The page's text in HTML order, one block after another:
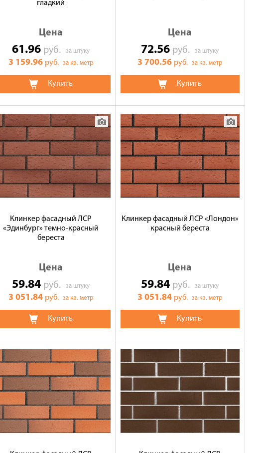
гладкий
Цена
61.96 руб.за штуку
3 159.96 руб.за кв. метр
Купить
Цена
72.56 руб.за штуку
3 700.56 руб.за кв. метр
Купить
Клинкер фасадный ЛСР
«Эдинбург» темно-красный
береста
Цена
59.84 руб.за штуку
3 051.84 руб.за кв. метр
Купить
Клинкер фасадный ЛСР «Лондон»
красный береста
Цена
59.84 руб.за штуку
3 051.84 руб.за кв. метр
Купить